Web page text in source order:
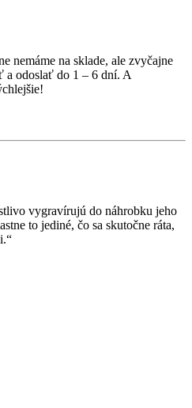
nemáme na sklade, ale zvyčajne
a odoslať do 1 – 6 dní. A
vygravírujú do náhrobku jeho
to jediné, čo sa skutočne ráta,